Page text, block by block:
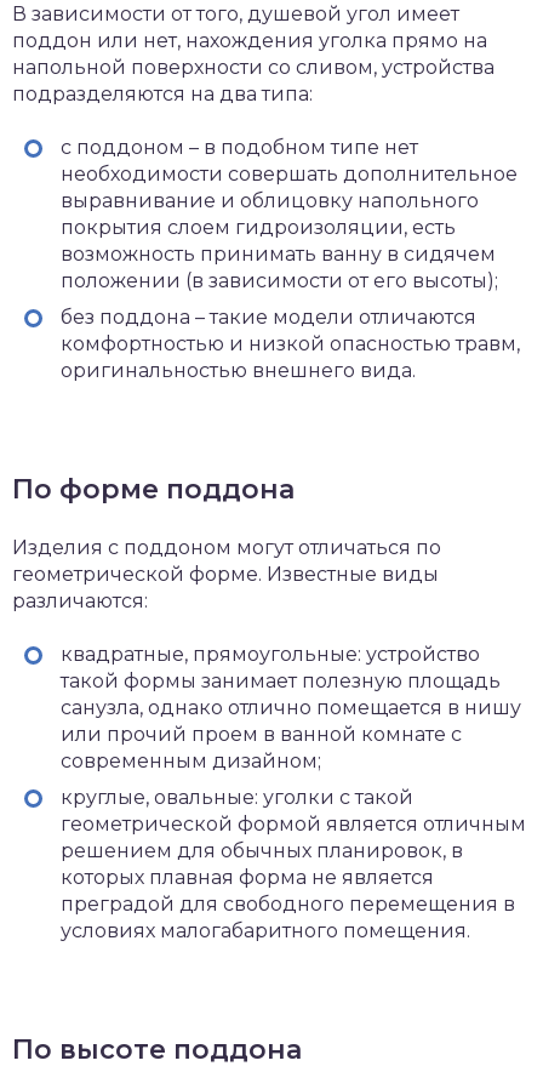
В зависимости от того, душевой угол имеет
поддон или нет, нахождения уголка прямо на
напольной поверхности со сливом, устройства
подразделяются на два типа:
с поддоном – в подобном типе нет
необходимости совершать дополнительное
выравнивание и облицовку напольного
покрытия слоем гидроизоляции, есть
возможность принимать ванну в сидячем
положении (в зависимости от его высоты);
без поддона – такие модели отличаются
комфортностью и низкой опасностью травм,
оригинальностью внешнего вида.
По форме поддона
Изделия с поддоном могут отличаться по
геометрической форме. Известные виды
различаются:
квадратные, прямоугольные: устройство
такой формы занимает полезную площадь
санузла, однако отлично помещается в нишу
или прочий проем в ванной комнате с
современным дизайном;
круглые, овальные: уголки с такой
геометрической формой является отличным
решением для обычных планировок, в
которых плавная форма не является
преградой для свободного перемещения в
условиях малогабаритного помещения.
По высоте поддона